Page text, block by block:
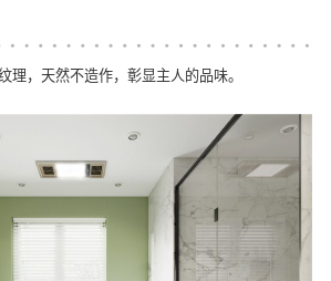
理，天然不造作，彰显主人的品味。